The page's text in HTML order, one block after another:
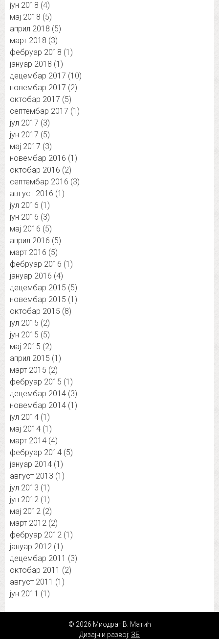
јун 2018 (4)
мај 2018 (5)
април 2018 (5)
март 2018 (3)
фебруар 2018 (1)
јануар 2018 (1)
децембар 2017 (10)
новембар 2017 (2)
октобар 2017 (5)
септембар 2017 (1)
јул 2017 (3)
јун 2017 (5)
мај 2017 (3)
новембар 2016 (1)
октобар 2016 (2)
септембар 2016 (3)
август 2016 (1)
јул 2016 (1)
јун 2016 (3)
мај 2016 (5)
април 2016 (5)
март 2016 (5)
фебруар 2016 (1)
јануар 2016 (4)
децембар 2015 (5)
новембар 2015 (1)
октобар 2015 (8)
јул 2015 (2)
јун 2015 (5)
мај 2015 (2)
април 2015 (1)
март 2015 (2)
фебруар 2015 (1)
децембар 2014 (3)
новембар 2014 (1)
јул 2014 (1)
мај 2014 (1)
март 2014 (4)
фебруар 2014 (5)
јануар 2014 (1)
август 2013 (1)
јул 2013 (1)
јун 2012 (1)
мај 2012 (2)
март 2012 (2)
фебруар 2012 (1)
јануар 2012 (1)
децембар 2011 (3)
октобар 2011 (2)
август 2011 (1)
јун 2011 (1)
© 2026 Миодраг В. Матић
Дизајн и развој: ЗБ